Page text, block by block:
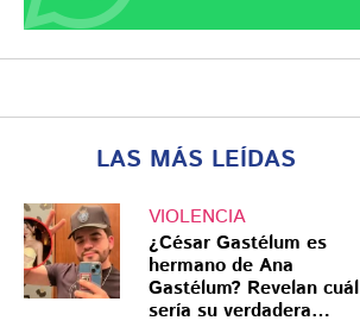
LAS MÁS LEÍDAS
VIOLENCIA
¿César Gastélum es
hermano de Ana
Gastélum? Revelan cuál
sería su verdadera